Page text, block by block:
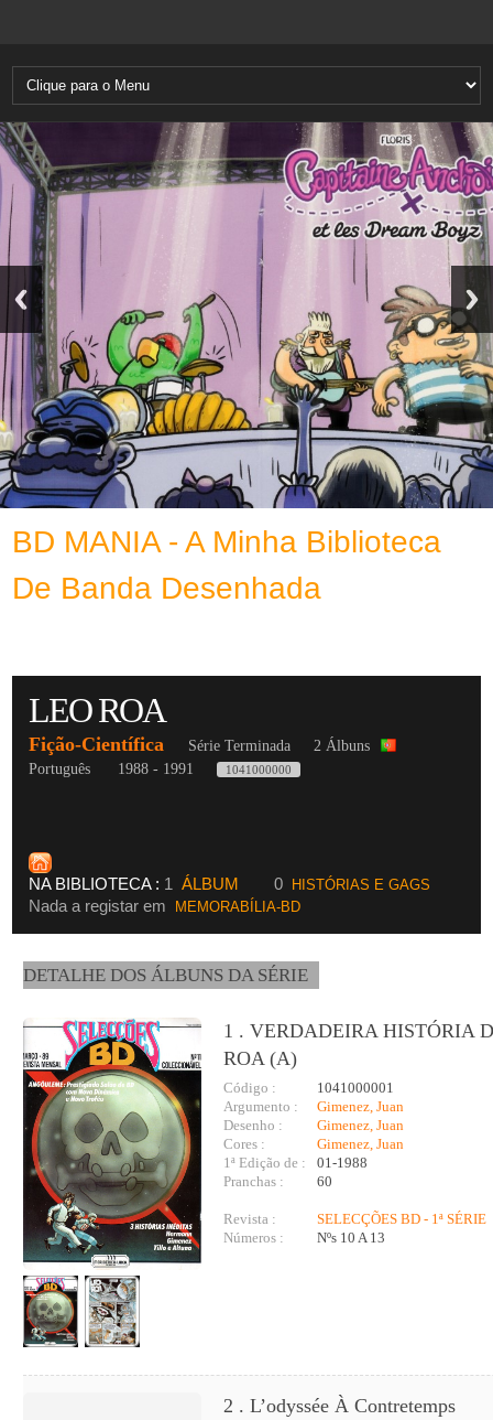
BD MANIA - A Minha Biblioteca
De Banda Desenhada
LEO ROA
Fição-Científica Série Terminada
2 Álbuns
Português
1988 - 1991 1041000000
NA BIBLIOTECA : 1 ÁLBUM 0 HISTÓRIAS E GAGS
Nada a registar em MEMORABÍLIA-BD
DETALHE DOS ÁLBUNS DA SÉRIE
1 . VERDADEIRA HISTÓRIA
ROA (A)
Código :
1041000001
Argumento :
Gimenez, Juan
Desenho :
Gimenez, Juan
Cores :
Gimenez, Juan
1ª Edição de :
01-1988
Pranchas :
60
Revista :
SELECÇÕES BD - 1ª SÉRIE
Números :
Nºs 10 A 13
2 . L’odyssée À Contretemps